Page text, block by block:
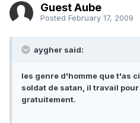
Guest Aube
Posted February 17, 2009
aygher said:
les genre d'homme que t'as
soldat de satan, il travail
gratuitement.